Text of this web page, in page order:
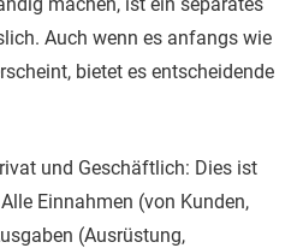
Auch wenn es anfangs wie
bietet es entscheidende
und Geschäftlich: Dies ist
Einnahmen (von Kunden,
(Ausrüstung,